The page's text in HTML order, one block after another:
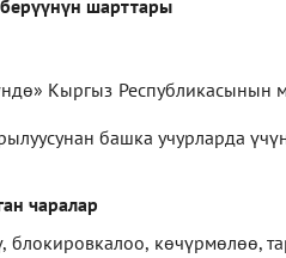
шарттары
Кыргыз Республикасынын
башка учурларда
чаралар
көчүрмөлөө,